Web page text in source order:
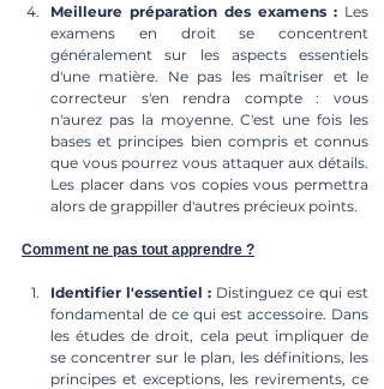
Meilleure préparation des examens : Les
examens en droit se concentrent
généralement sur les aspects essentiels
d'une matière. Ne pas les maîtriser et le
correcteur s'en rendra compte : vous
n'aurez pas la moyenne. C'est une fois les
bases et principes bien compris et connus
que vous pourrez vous attaquer aux détails.
Les placer dans vos copies vous permettra
alors de grappiller d'autres précieux points.
Comment ne pas tout apprendre ?
Identifier l'essentiel : Distinguez ce qui est
fondamental de ce qui est accessoire. Dans
les études de droit, cela peut impliquer de
se concentrer sur le plan, les définitions, les
principes et exceptions, les revirements, ce